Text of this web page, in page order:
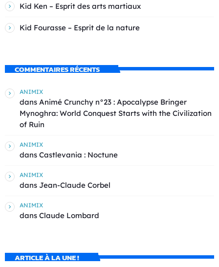
Kid Ken – Esprit des arts martiaux
Kid Fourasse – Esprit de la nature
COMMENTAIRES RÉCENTS
ANIMIX
dans Animé Crunchy n°23 : Apocalypse Bringer
Mynoghra: World Conquest Starts with the Civilization
of Ruin
ANIMIX
dans Castlevania : Noctune
ANIMIX
dans Jean-Claude Corbel
ANIMIX
dans Claude Lombard
ARTICLE À LA UNE !